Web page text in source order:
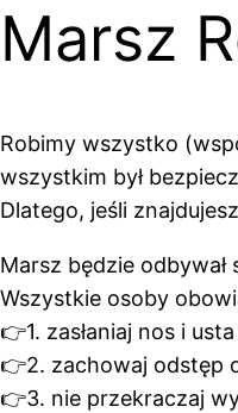
Marsz
Robimy wszystko
wszystkim był
Dlatego, jeśli
Marsz będzie
Wszystkie osoby
👉1. zasłaniaj nos i
👉2. zachowaj odstęp
👉3. nie przekraczaj